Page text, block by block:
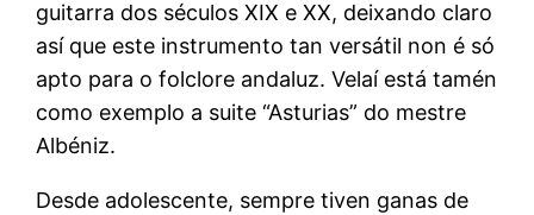
guitarra dos séculos XIX e XX, deixando claro
así que este instrumento tan versátil non é só
apto para o folclore andaluz. Velaí está tamén
como exemplo a suite “Asturias” do mestre
Albéniz.
Desde adolescente, sempre tiven ganas de